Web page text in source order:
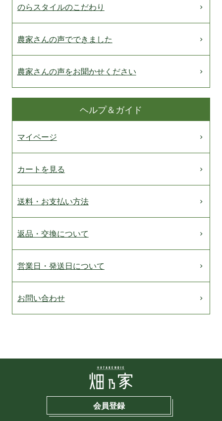
のらスタイルのこだわり
農家さんの声でできました
農家さんの声をお聞かせください
ヘルプ＆ガイド
マイページ
カートを見る
送料・お支払い方法
返品・交換について
営業日・発送日について
お問い合わせ
会員登録